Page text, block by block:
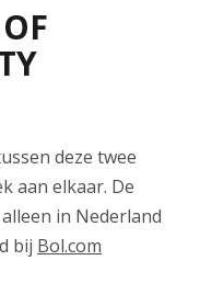
deze twee
aan elkaar. De
alleen in Nederland
bij Bol.com